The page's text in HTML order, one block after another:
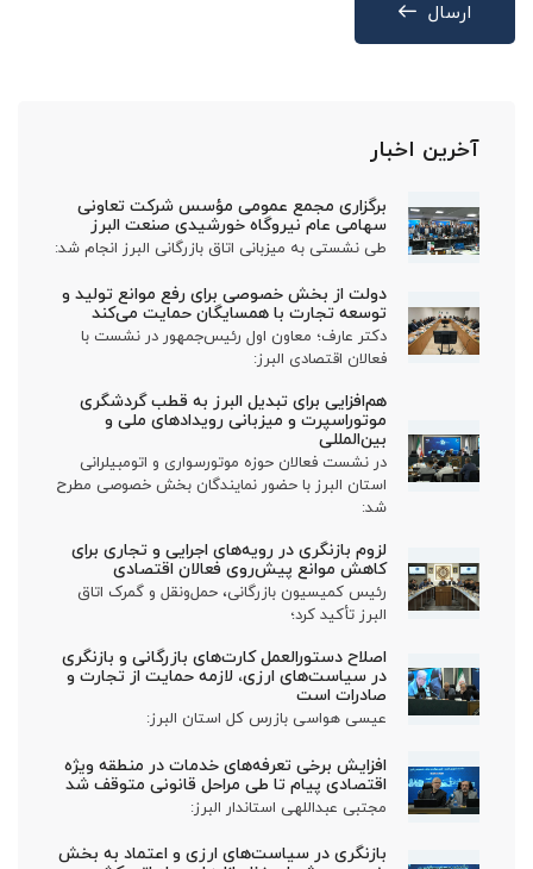
ارسال
آخرین اخبار
برگزاری مجمع عمومی مؤسس شرکت تعاونی
سهامی عام نیروگاه خورشیدی صنعت البرز
طی نشستی به میزبانی اتاق بازرگانی البرز انجام شد:
دولت از بخش خصوصی برای رفع موانع تولید و
توسعه تجارت با همسایگان حمایت می‌کند
دکتر عارف؛ معاون اول رئیس‌جمهور در نشست با
فعالان اقتصادی البرز:
هم‌افزایی برای تبدیل البرز به قطب گردشگری
موتوراسپرت و میزبانی رویدادهای ملی و
بین‌المللی
در نشست فعالان حوزه موتورسواری و اتومبیلرانی
استان البرز با حضور نمایندگان بخش خصوصی مطرح
شد:
لزوم بازنگری در رویه‌های اجرایی و تجاری برای
کاهش موانع پیش‌روی فعالان اقتصادی
رئیس کمیسیون بازرگانی، حمل‌ونقل و گمرک اتاق
البرز تأکید کرد؛
اصلاح دستورالعمل کارت‌های بازرگانی و بازنگری
در سیاست‌های ارزی، لازمه حمایت از تجارت و
صادرات است
عیسی هواسی بازرس کل استان البرز:
افزایش برخی تعرفه‌های خدمات در منطقه ویژه
اقتصادی پیام تا طی مراحل قانونی متوقف شد
مجتبی عبداللهی استاندار البرز:
بازنگری در سیاست‌های ارزی و اعتماد به بخش